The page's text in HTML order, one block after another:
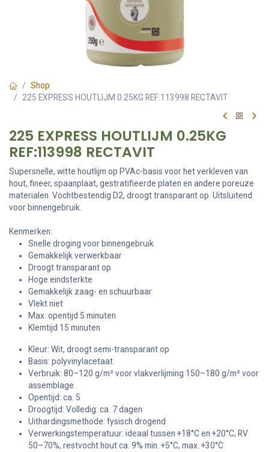
Shop
225 EXPRESS HOUTLIJM 0.25KG REF:113998 RECTAVIT
225 EXPRESS HOUTLIJM 0.25KG
REF:113998 RECTAVIT
Supersnelle, witte houtlijm op PVAc-basis voor het verkleven van
hout, fineer, spaanplaat, gestratifieerde platen en andere poreuze
materialen. Vochtbestendig D2, droogt transparant op. Uitsluitend
voor binnengebruik.
Kenmerken:
Snelle droging voor binnengebruik
Gemakkelijk verwerkbaar
Droogt transparant op
Hoge eindsterkte
Gemakkelijk zaag- en schuurbaar
Vlekt niet
Max. opentijd 5 minuten
Klemtijd 15 minuten
Kleur: Wit, droogt semi-transparant op
Basis: polyvinylacetaat
Verbruik: 80–120 g/m² voor vlakverlijming 150–180 g/m² voor
assemblage
Opentijd: ca. 5
Droogtijd: Volledig: ca. 7 dagen
Uithardingsmethode: fysisch drogend
Verwerkingstemperatuur: ideaal tussen +18°C en +20°C, RV
50–70%, restvocht hout ca. 9% min. +5°C, max. +30°C